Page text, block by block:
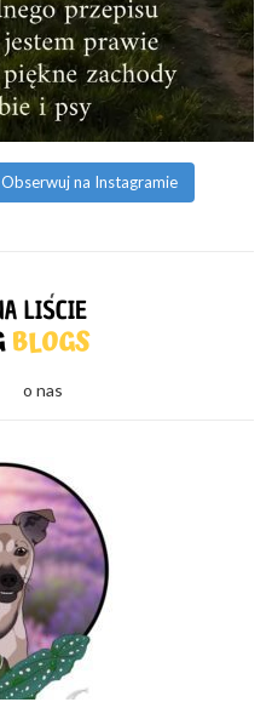
Obserwuj na Instagramie
o nas